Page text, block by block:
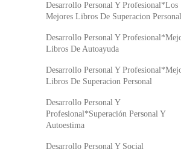
Desarrollo Personal Y Profesional*Los
Mejores Libros De Superacion Personal
Desarrollo Personal Y
Libros De Autoayuda
Desarrollo Personal Y
Libros De Superacion Personal
Desarrollo Personal Y
Profesional*Superación Personal Y
Autoestima
Desarrollo Personal Y Social